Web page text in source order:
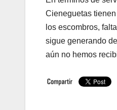
Cieneguetas
los escombros,
sigue generando
aún no hemos